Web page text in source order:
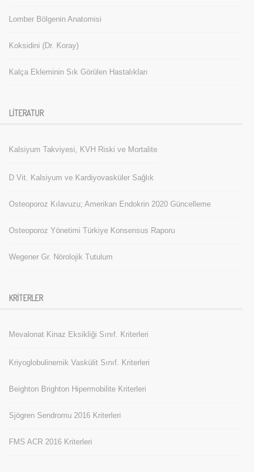
Lomber Bölgenin Anatomisi
Koksidini (Dr. Koray)
Kalça Ekleminin Sık Görülen Hastalıkları
LITERATUR
Kalsiyum Takviyesi, KVH Riski ve Mortalite
D Vit. Kalsiyum ve Kardiyovasküler Sağlık
Osteoporoz Kılavuzu; Amerikan Endokrin 2020 Güncelleme
Osteoporoz Yönetimi Türkiye Konsensus Raporu
Wegener Gr. Nörolojik Tutulum
KRITERLER
Mevalonat Kinaz Eksikliği Sınıf. Kriterleri
Kriyoglobulinemik Vaskülit Sınıf. Kriterleri
Beighton Brighton Hipermobilite Kriterleri
Sjögren Sendromu 2016 Kriterleri
FMS ACR 2016 Kriterleri